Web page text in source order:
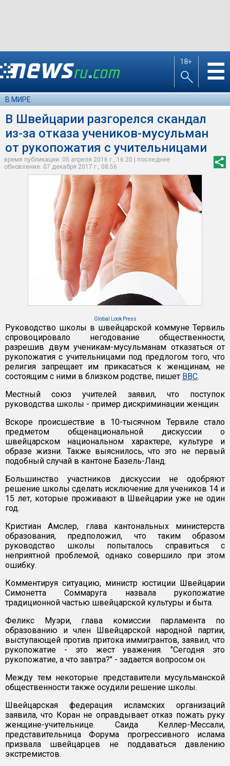
18+ ☰
В МИРЕ
В Швейцарии разгорелся скандал
из-за отказа учеников-мусульман
от рукопожатия с учительницами
время публикации: 05 апреля 2016 г., 16:20 | последнее
обновление: 07 декабря 2017 г., 08:56
Global Look Press
Руководство школы в швейцарской коммуне Тервиль
спровоцировало негодование общественности,
разрешив двум ученикам-мусульманам отказаться от
рукопожатия с учительницами под предлогом того, что
религия запрещает им прикасаться к женщинам, не
состоящим с ними в близком родстве, пишет BBC.
Местный союз учителей заявил, что поступок
руководства школы - пример дискриминации женщин.
Вскоре происшествие в 10-тысячном Тервиле стало
предметом общенациональной дискуссии о
швейцарском национальном характере, культуре и
образе жизни. Также выяснилось, что это не первый
подобный случай в кантоне Базель-Ланд.
Большинство участников дискуссии не одобряют
решение школы сделать исключение для учеников 14 и
15 лет, которые проживают в Швейцарии уже не один
год.
Кристиан Амслер, глава кантональных министерств
образования, предположил, что таким образом
руководство школы попыталось справиться с
неприятной проблемой, однако совершило при этом
ошибку.
Комментируя ситуацию, министр юстиции Швейцарии
Симонетта Соммаруга назвала рукопожатие
традиционной частью швейцарской культуры и быта.
Феликс Муэри, глава комиссии парламента по
образованию и член Швейцарской народной партии,
выступающей против притока иммигрантов, заявил, что
рукопожатие - это жест уважения. "Сегодня это
рукопожатие, а что завтра?" - задается вопросом он.
Между тем некоторые представители мусульманской
общественности также осудили решение школы.
Швейцарская федерация исламских организаций
заявила, что Коран не оправдывает отказ пожать руку
женщине-учительнице. Саида Келлер-Мессали,
представительница Форума прогрессивного ислама
призвала швейцарцев не поддаваться давлению
экстремистов.